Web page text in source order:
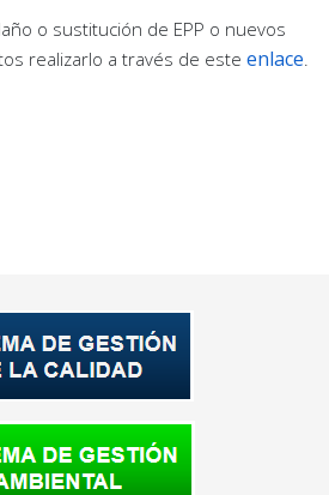
o sustitución de EPP o nuevos
realizarlo a través de este enlace.